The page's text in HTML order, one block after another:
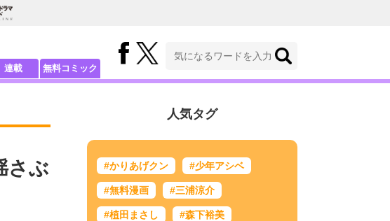
連載 無料コミック
さぶ
人気タグ
#かりあげクン #少年アシベ
#無料漫画 #三浦涼介
#植田まさし #森下裕美